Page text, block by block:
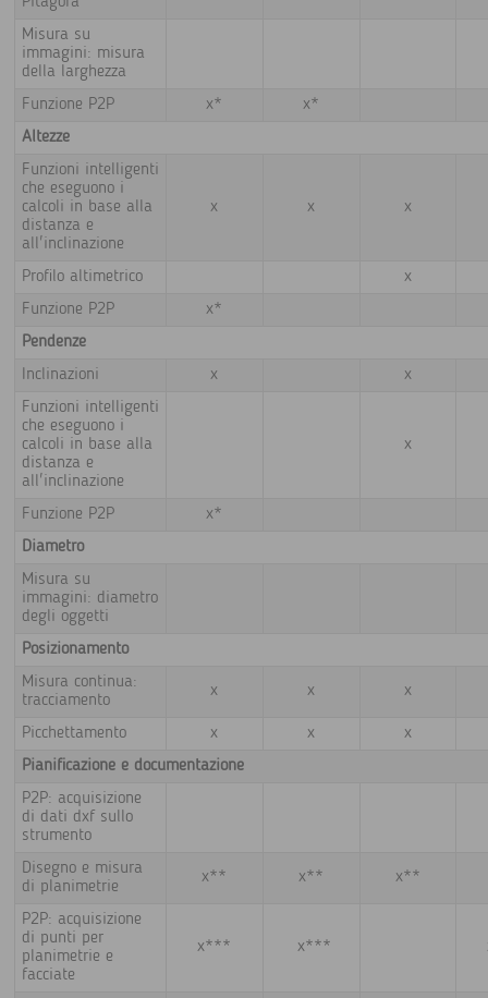
Misura su
immagini: misura
della larghezza
Funzione P2P
x*
x*
Altezze
Funzioni intelligenti
che eseguono i
calcoli in base alla
distanza e
all'inclinazione
x x x
Profilo altimetrico
x
Funzione P2P
x*
Pendenze
Inclinazioni
x
x
Funzioni intelligenti
che eseguono i
calcoli in base alla
distanza e
all'inclinazione
x
Funzione P2P
x*
Diametro
Misura su
immagini: diametro
degli oggetti
Posizionamento
Misura continua:
tracciamento
x x x
Picchettamento x x
x
Pianificazione e documentazione
P2P: acquisizione
di dati dxf sullo
strumento
Disegno e misura
di planimetrie
x** x** x**
P2P: acquisizione
di punti per
planimetrie e
facciate
x*** x***